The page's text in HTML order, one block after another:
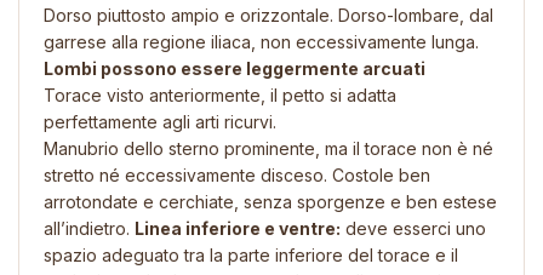
Dorso piuttosto ampio e orizzontale. Dorso-lombare, dal
garrese alla regione iliaca, non eccessivamente lunga.
Lombi possono essere leggermente arcuati
Torace visto anteriormente, il petto si adatta
perfettamente agli arti ricurvi.
Manubrio dello sterno prominente, ma il torace non è né
stretto né eccessivamente disceso. Costole ben
arrotondate e cerchiate, senza sporgenze e ben estese
all’indietro. Linea inferiore e ventre: deve esserci uno
spazio adeguato tra la parte inferiore del torace e il